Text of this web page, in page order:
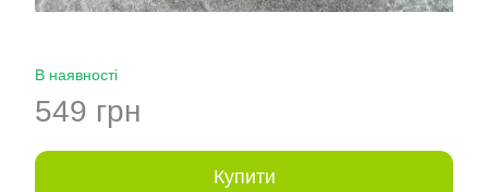
В наявності
549 грн
Купити